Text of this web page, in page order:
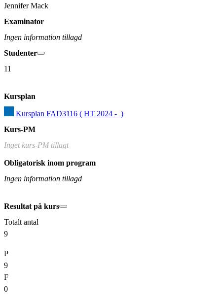
Jennifer Mack
Examinator
Ingen information tillagd
Studenter
11
Kursplan
Kursplan FAD3116 ( HT 2024 -  )
Kurs-PM
Inget kurs-PM tillagt
Obligatorisk inom program
Ingen information tillagd
Resultat på kurs
Totalt antal
9
P
9
F
0